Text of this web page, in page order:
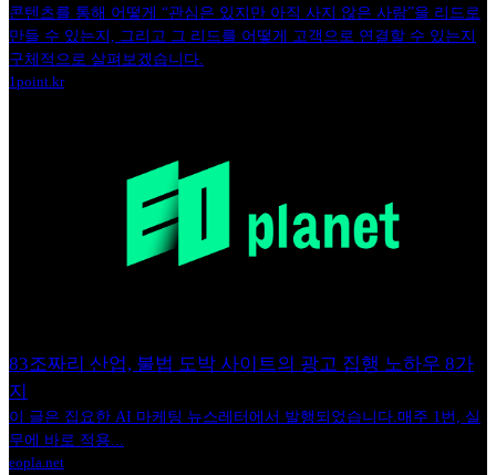
콘텐츠를 통해 어떻게 “관심은 있지만 아직 사지 않은 사람”을 리드로
만들 수 있는지, 그리고 그 리드를 어떻게 고객으로 연결할 수 있는지
구체적으로 살펴보겠습니다.
1point.kr
83조짜리 산업, 불법 도박 사이트의 광고 집행 노하우 8가
지
이 글은 집요한 AI 마케팅 뉴스레터에서 발행되었습니다.매주 1번, 실
무에 바로 적용...
eopla.net